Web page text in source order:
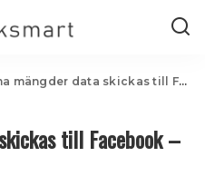
data skickas till Facebook – om dig
till Facebook –